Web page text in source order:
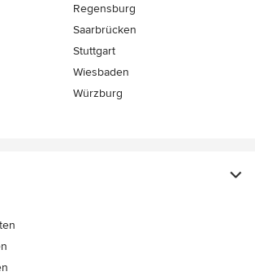
Regensburg
Saarbrücken
Stuttgart
Wiesbaden
Würzburg